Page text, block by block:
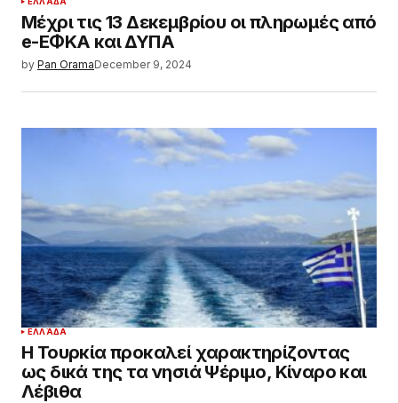
Μέχρι τις 13 Δεκεμβρίου οι πληρωμές από
e-ΕΦΚΑ και ΔΥΠΑ
by Pan OramaDecember 9, 2024
ΕΛΛΆΔΑ
Η Τουρκία προκαλεί χαρακτηρίζοντας
ως δικά της τα νησιά Ψέριμο, Κίναρο και
Λέβιθα